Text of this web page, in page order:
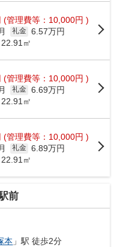
(管理費等：10,000円 )
礼金 6.57万円
㎡
(管理費等：10,000円 )
礼金 6.69万円
㎡
(管理費等：10,000円 )
礼金 6.89万円
㎡
前
本 」駅 徒歩2分